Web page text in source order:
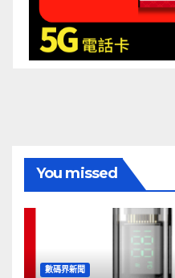
You missed
數碼界新聞